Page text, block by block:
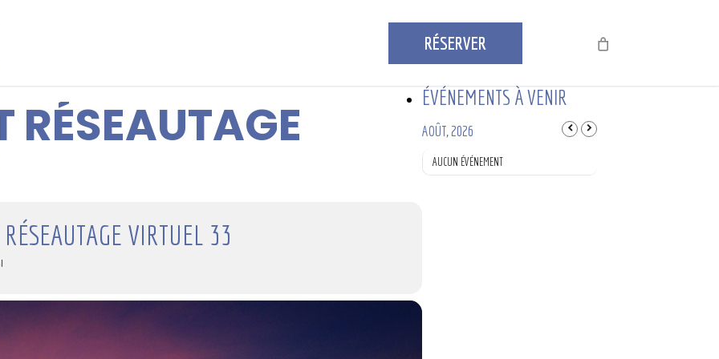
RÉSERVER
RÉSEAUTAGE
VIRTUEL 33
ÉVÉNEMENTS À VENIR
AOÛT, 2026
AUCUN ÉVÉNEMENT